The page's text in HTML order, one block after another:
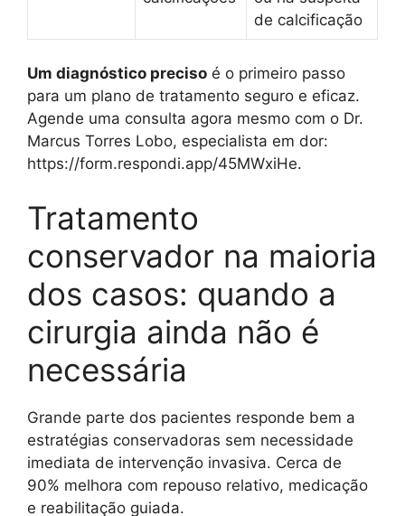
de calcificação
Um diagnóstico preciso é o primeiro passo
para um plano de tratamento seguro e eficaz.
Agende uma consulta agora mesmo com o Dr.
Marcus Torres Lobo, especialista em dor:
https://form.respondi.app/45MWxiHe.
Tratamento
conservador na maioria
dos casos: quando a
cirurgia ainda não é
necessária
Grande parte dos pacientes responde bem a
estratégias conservadoras sem necessidade
imediata de intervenção invasiva. Cerca de
90% melhora com repouso relativo, medicação
e reabilitação guiada.